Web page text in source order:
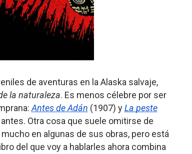
el fascismo
Verano de 2026
BOYS'
de aventuras en la Alaska salvaje,
la naturaleza. Es menos célebre por ser
Antes de Adán (1907) yLa peste
Otra cosa que suele omitirse de
en algunas de sus obras, pero está
del que voy a hablarles ahora combina